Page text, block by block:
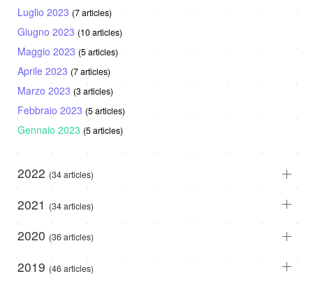
Luglio 2023 (7 articles)
Giugno 2023 (10 articles)
Maggio 2023 (5 articles)
Aprile 2023 (7 articles)
Marzo 2023 (3 articles)
Febbraio 2023 (5 articles)
Gennaio 2023 (5 articles)
2022 (34 articles)
2021 (34 articles)
2020 (36 articles)
2019 (46 articles)